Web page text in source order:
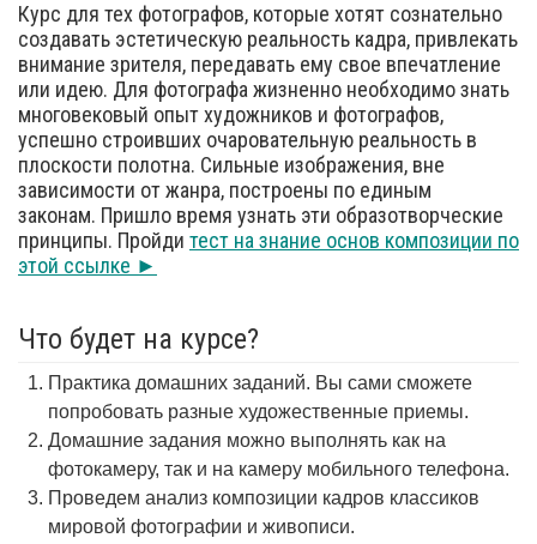
Курс для тех фотографов, которые хотят сознательно
создавать эстетическую реальность кадра, привлекать
внимание зрителя, передавать ему свое впечатление
или идею. Для фотографа жизненно необходимо знать
многовековый опыт художников и фотографов,
успешно строивших очаровательную реальность в
плоскости полотна. Сильные изображения, вне
зависимости от жанра, построены по единым
законам. Пришло время узнать эти образотворческие
принципы. Пройди тест на знание основ композиции по
этой ссылке ►
Что будет на курсе?
Практика домашних заданий. Вы сами сможете
попробовать разные художественные приемы.
Домашние задания можно выполнять как на
фотокамеру, так и на камеру мобильного телефона.
Проведем анализ композиции кадров классиков
мировой фотографии и живописи.